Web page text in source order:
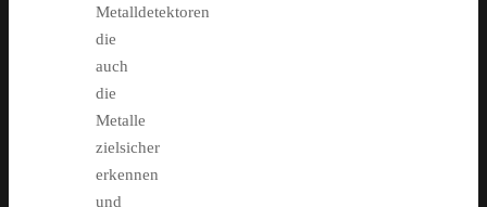
Metalldetektoren
die
auch
die
Metalle
zielsicher
erkennen
und